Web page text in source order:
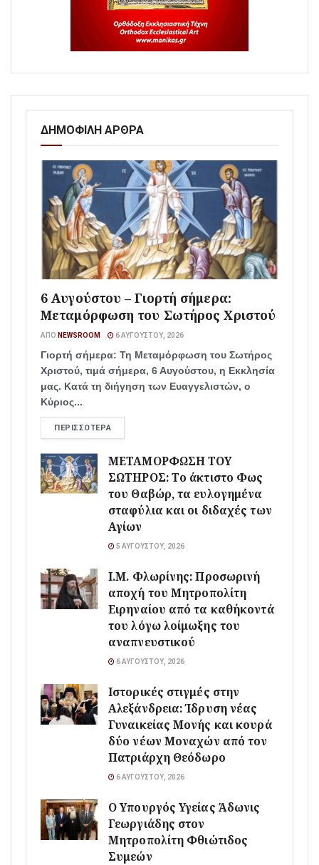
ΔΗΜΟΦΙΛΗ ΑΡΘΡΑ
6 Αυγούστου – Γιορτή σήμερα:
Μεταμόρφωση του Σωτήρος Χριστού
ΑΠΌ NEWSROOM 6 ΑΥΓΟΎΣΤΟΥ, 2026
Γιορτή σήμερα: Τη Μεταμόρφωση του Σωτήρος
Χριστού, τιμά σήμερα, 6 Αυγούστου, η Εκκλησία
μας. Κατά τη διήγηση των Ευαγγελιστών, ο
Κύριος...
ΠΕΡΙΣΣΌΤΕΡΑ
ΜΕΤΑΜΟΡΦΩΣΗ ΤΟΥ
ΣΩΤΗΡΟΣ: Το άκτιστο Φως
του Θαβώρ, τα ευλογημένα
σταφύλια και οι διδαχές των
Αγίων
5 ΑΥΓΟΎΣΤΟΥ, 2026
Ι.Μ. Φλωρίνης: Προσωρινή
αποχή του Μητροπολίτη
Ειρηναίου από τα καθήκοντά
του λόγω λοίμωξης του
αναπνευστικού
6 ΑΥΓΟΎΣΤΟΥ, 2026
Ιστορικές στιγμές στην
Αλεξάνδρεια: Ίδρυση νέας
Γυναικείας Μονής και κουρά
δύο νέων Μοναχών από τον
Πατριάρχη Θεόδωρο
6 ΑΥΓΟΎΣΤΟΥ, 2026
O Υπουργός Υγείας Άδωνις
Γεωργιάδης στον
Μητροπολίτη Φθιώτιδος
Συμεών